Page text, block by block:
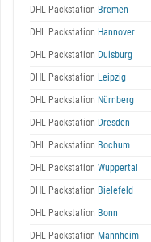
DHL Packstation Bremen
DHL Packstation Hannover
DHL Packstation Duisburg
DHL Packstation Leipzig
DHL Packstation Nürnberg
DHL Packstation Dresden
DHL Packstation Bochum
DHL Packstation Wuppertal
DHL Packstation Bielefeld
DHL Packstation Bonn
DHL Packstation Mannheim